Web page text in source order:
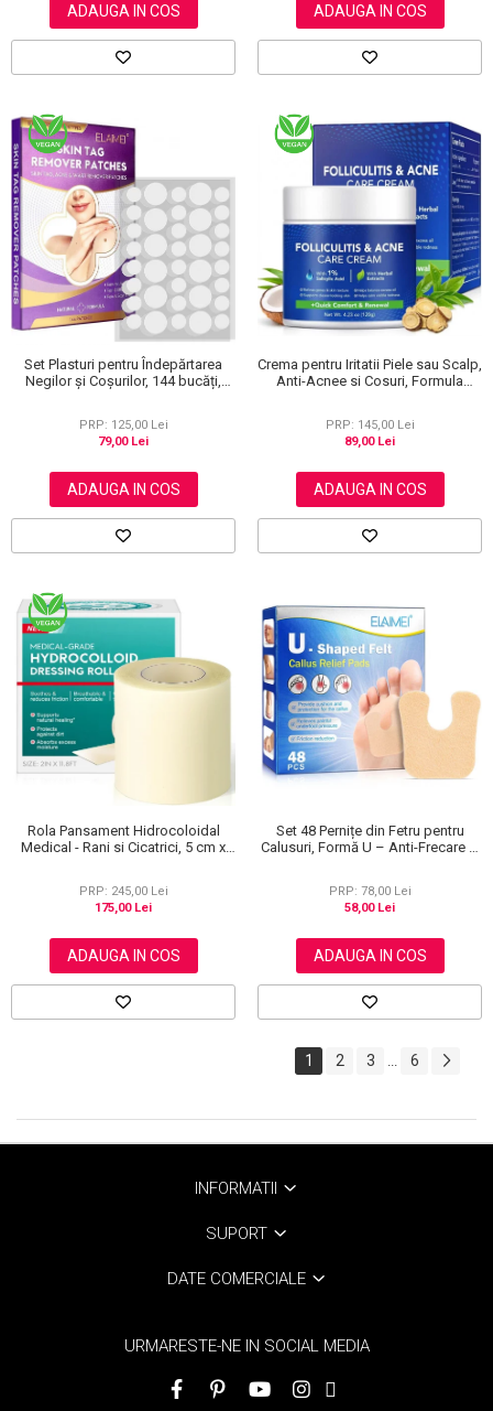
ADAUGA IN COS ADAUGA IN COS
Set Plasturi pentru Îndepărtarea
Negilor și Coșurilor, 144 bucăți,
PRP: 125,00 Lei
79,00 Lei
ADAUGA IN COS
Crema pentru Iritatii Piele sau Scalp,
Anti-Acnee si Cosuri, Formula
PRP: 145,00 Lei
89,00 Lei
ADAUGA IN COS
Rola Pansament Hidrocoloidal
Medical - Rani si Cicatrici, 5 cm x
PRP: 245,00 Lei
175,00 Lei
ADAUGA IN COS
Set 48 Pernițe din Fetru pentru
Calusuri, Formă U – Anti-Frecare și
PRP: 78,00 Lei
58,00 Lei
ADAUGA IN COS
1 2 3 6
INFORMATII
SUPORT
DATE COMERCIALE
URMARESTE-NE IN SOCIAL MEDIA